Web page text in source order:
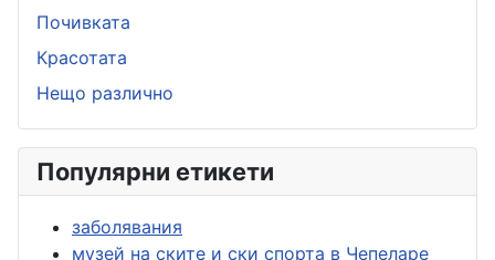
Почивката
Красотата
Нещо различно
Популярни етикети
заболявания
музей на ските и ски спорта в Чепеларе